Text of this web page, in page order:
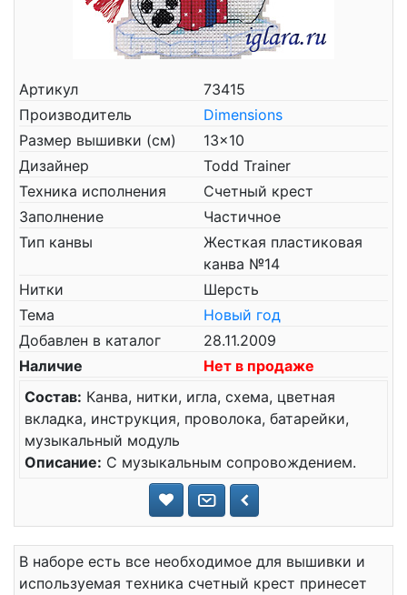
Артикул
73415
Производитель
Dimensions
Размер вышивки (см)
13x10
Дизайнер
Todd Trainer
Техника исполнения
Счетный крест
Заполнение
Частичное
Тип канвы
Жесткая пластиковая
канва №14
Нитки
Шерсть
Тема
Новый год
Добавлен в каталог
28.11.2009
Наличие
Нет в продаже
Состав: Канва, нитки, игла, схема, цветная
вкладка, инструкция, проволока, батарейки,
музыкальный модуль
Описание: С музыкальным сопровождением.
В наборе есть все необходимое для вышивки и
используемая техника счетный крест принесет